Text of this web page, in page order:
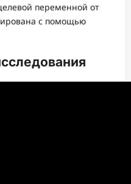
переменной от
с помощью